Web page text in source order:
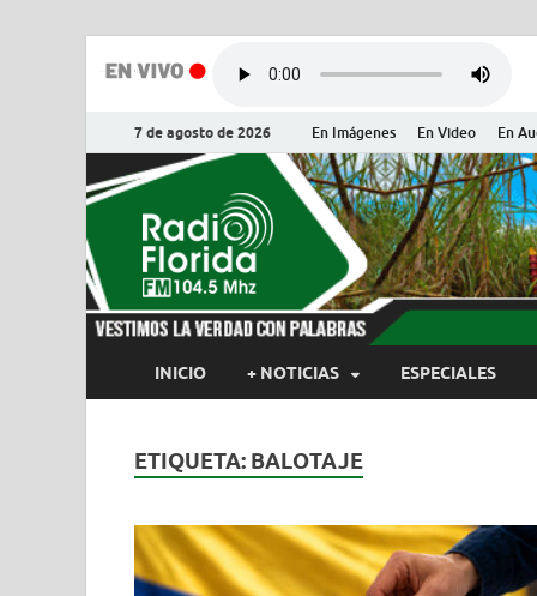
7 de agosto de 2026 En Imágenes En Video En
Radio
Noticias y Actualidades de
INICIO + NOTICIAS ESPECIALES
ETIQUETA: BALOTAJE